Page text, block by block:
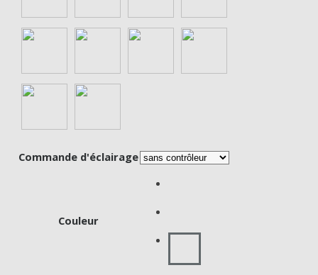
Commande d'éclairage
Couleur